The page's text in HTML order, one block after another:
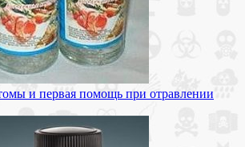
и первая помощь при отравлении